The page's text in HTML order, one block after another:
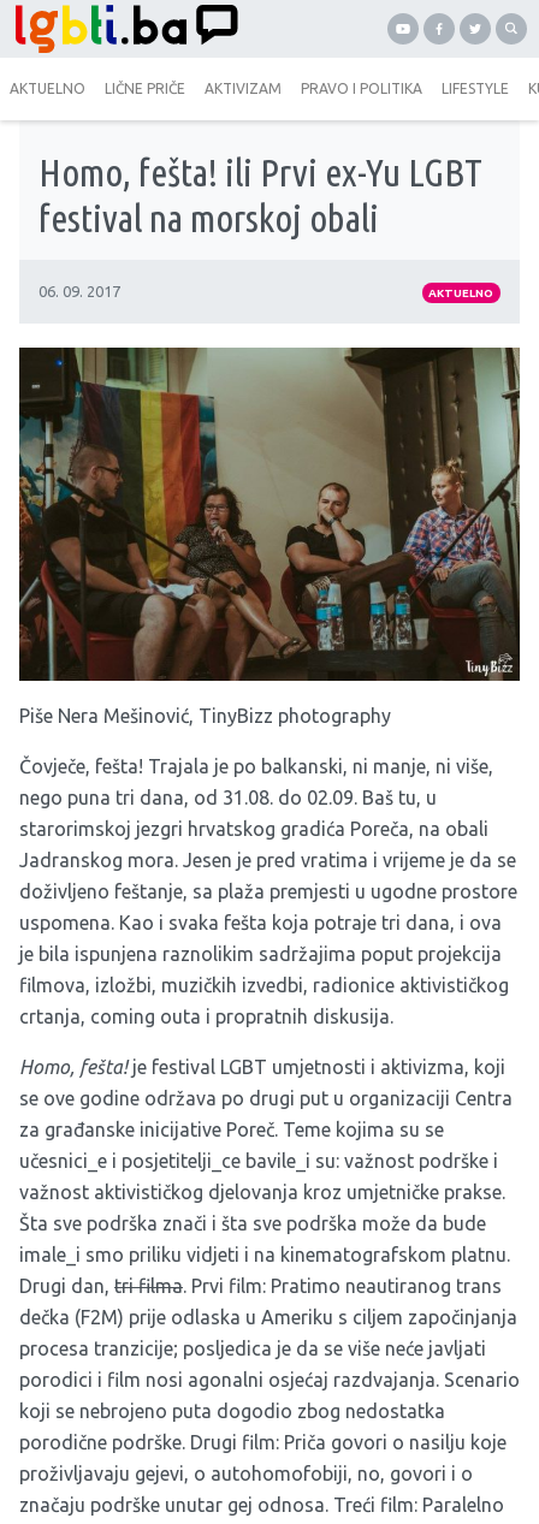
AKTUELNO LIČNE PRIČE AKTIVIZAM PRAVO I POLITIKA LIFESTYLE
Homo, fešta! ili Prvi ex-Yu LGBT
festival na morskoj obali
06. 09. 2017 AKTUELNO
Piše Nera Mešinović, TinyBizz photography
Čovječe, fešta! Trajala je po balkanski, ni manje, ni više,
nego puna tri dana, od 31.08. do 02.09. Baš tu, u
starorimskoj jezgri hrvatskog gradića Poreča, na obali
Jadranskog mora. Jesen je pred vratima i vrijeme je da se
doživljeno feštanje, sa plaža premjesti u ugodne prostore
uspomena. Kao i svaka fešta koja potraje tri dana, i ova
je bila ispunjena raznolikim sadržajima poput projekcija
filmova, izložbi, muzičkih izvedbi, radionice aktivističkog
crtanja, coming outa i propratnih diskusija.
Homo, fešta!je festival LGBT umjetnosti i aktivizma, koji
se ove godine održava po drugi put u organizaciji Centra
za građanske inicijative Poreč. Teme kojima su se
učesnici_e i posjetitelji_ce bavile_i su: važnost podrške i
važnost aktivističkog djelovanja kroz umjetničke prakse.
Šta sve podrška znači i šta sve podrška može da bude
imale_i smo priliku vidjeti i na kinematografskom platnu.
Drugi dan, tri filma. Prvi film: Pratimo neautiranog trans
dečka (F2M) prije odlaska u Ameriku s ciljem započinjanja
procesa tranzicije; posljedica je da se više neće javljati
porodici i film nosi agonalni osjećaj razdvajanja. Scenario
koji se nebrojeno puta dogodio zbog nedostatka
porodične podrške. Drugi film: Priča govori o nasilju koje
proživljavaju gejevi, o autohomofobiji, no, govori i o
značaju podrške unutar gej odnosa. Treći film: Paralelno